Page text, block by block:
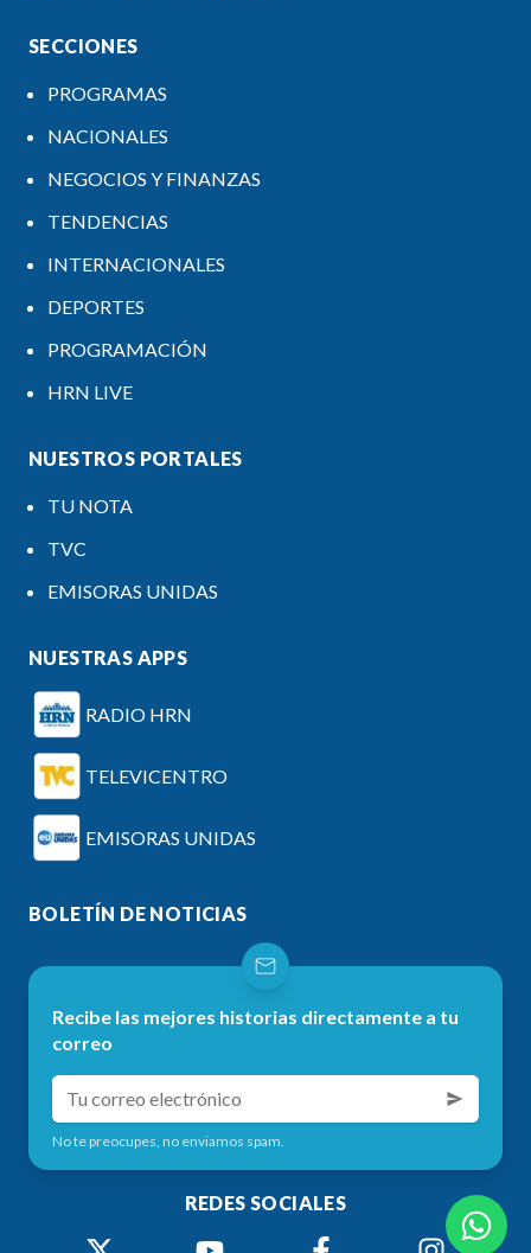
SECCIONES
PROGRAMAS
NACIONALES
NEGOCIOS Y FINANZAS
TENDENCIAS
INTERNACIONALES
DEPORTES
PROGRAMACIÓN
HRN LIVE
NUESTROS PORTALES
TU NOTA
TVC
EMISORAS UNIDAS
NUESTRAS APPS
RADIO HRN
TELEVICENTRO
EMISORAS UNIDAS
BOLETÍN DE NOTICIAS
Recibe las mejores historias directamente a tu
correo
No te preocupes, no enviamos spam.
REDES SOCIALES